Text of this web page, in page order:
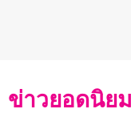
ข่าวยอดนิย